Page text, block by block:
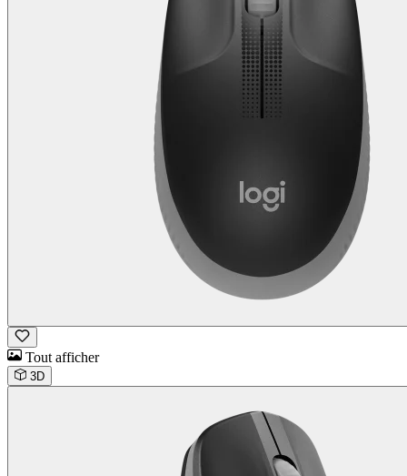
Tout afficher
3D